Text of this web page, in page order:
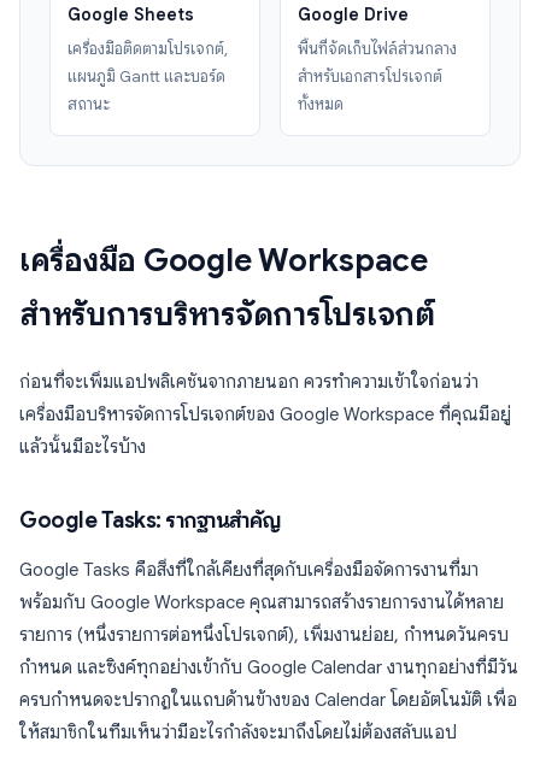
Google Sheets
เครื่องมือติดตามโปรเจกต์,
แผนภูมิ Gantt และบอร์ด
สถานะ
Google Drive
พื้นที่จัดเก็บไฟล์ส่วนกลาง
สำหรับเอกสารโปรเจกต์
ทั้งหมด
เครื่องมือ Google Workspace
สำหรับการบริหารจัดการโปรเจกต์
ก่อนที่จะเพิ่มแอปพลิเคชันจากภายนอก ควรทำความเข้าใจก่อนว่า
เครื่องมือบริหารจัดการโปรเจกต์ของ Google Workspace ที่คุณมีอยู่
แล้วนั้นมีอะไรบ้าง
Google Tasks: รากฐานสำคัญ
Google Tasks คือสิ่งที่ใกล้เคียงที่สุดกับเครื่องมือจัดการงานที่มา
พร้อมกับ Google Workspace คุณสามารถสร้างรายการงานได้หลาย
รายการ (หนึ่งรายการต่อหนึ่งโปรเจกต์), เพิ่มงานย่อย, กำหนดวันครบ
กำหนด และซิงค์ทุกอย่างเข้ากับ Google Calendar งานทุกอย่างที่มีวัน
ครบกำหนดจะปรากฏในแถบด้านข้างของ Calendar โดยอัตโนมัติ เพื่อ
ให้สมาชิกในทีมเห็นว่ามีอะไรกำลังจะมาถึงโดยไม่ต้องสลับแอป